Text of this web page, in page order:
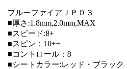
ブルーファイアＪＰ０３
■厚さ:1.8mm,2.0mm,MAX
■スピード:8+
■スピン：10++
■コントロール：8
■シートカラー:レッド・ブラック